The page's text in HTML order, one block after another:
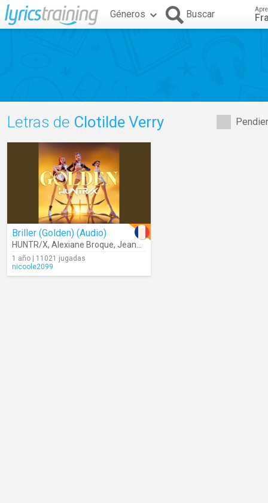
Géneros Buscar
Letras de Clotilde Verry
Briller (Golden) (Audio)
HUNTR/X, Alexiane Broque, Jeanne Jérosme
1 año | 11021 jugadas
nicoole2099